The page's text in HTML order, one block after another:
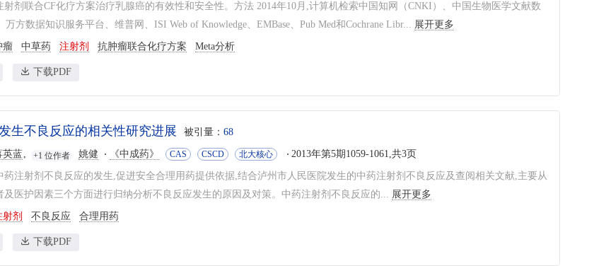
射剂联合CF化疗方案治疗乳腺癌的有效性和安全性。方法 2014年10月,计算机检索中国知网（CNKI）、中国生物医学文献数
万方数据知识服务平台、维普网、ISI Web of Knowledge、EMBase、Pub Med和Cochrane Libr... 展开更多
瘤 中草药 注射剂 抗肿瘤联合化疗方案 Meta分析
下载PDF
生不良反应的相关性研究进展 被引量： 68
英蓝 +1 位作者 姚健 《中成药》 CAS CSCD 北大核心 2013年第5期1059-1061,共3页
药注射剂不良反应的发生,促进安全合理用药提供依据,结合泸州市人民医院发生的中药注射剂不良反应及查阅相关文献,主要从
及医护因素三个方面进行归纳分析不良反应发生的原因及对策。中药注射剂不良反应的... 展开更多
射剂 不良反应 合理用药
下载PDF